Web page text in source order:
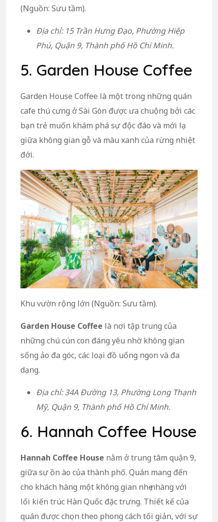
(Nguồn: Sưu tầm).
Địa chỉ: 15 Trần Hưng Đạo, Phường Hiệp
Phú, Quận 9, Thành phố Hồ Chí Minh.
5. Garden House Coffee
Garden House Coffee là một trong những quán
cafe thú cưng ở Sài Gòn được ưa chuộng bởi các
bạn trẻ muốn khám phá sự độc đáo và mới lạ
giữa không gian gỗ và màu xanh của rừng nhiệt
đới.
Khu vườn rộng lớn (Nguồn: Sưu tầm).
Garden House Coffee là nơi tập trung của
những chú cún con đáng yêu nhờ không gian
sống ảo đa góc, các loại đồ uống ngon và đa
dạng.
Địa chỉ: 34A Đường 13, Phường Long Thạnh
Mỹ, Quận 9, Thành phố Hồ Chí Minh.
6. Hannah Coffee House
Hannah Coffee House nằm ở trung tâm quận 9,
giữa sự ồn ào của thành phố. Quán mang đến
cho khách hàng một không gian nhẹ nhàng với
lối kiến trúc Hàn Quốc đặc trưng. Thiết kế của
quán được chọn theo phong cách tối giản, với sự